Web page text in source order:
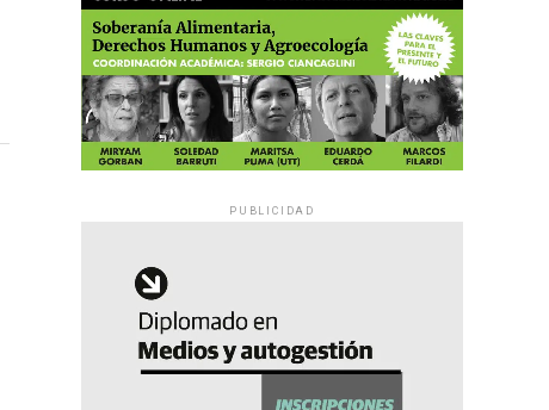
PUBLICIDAD